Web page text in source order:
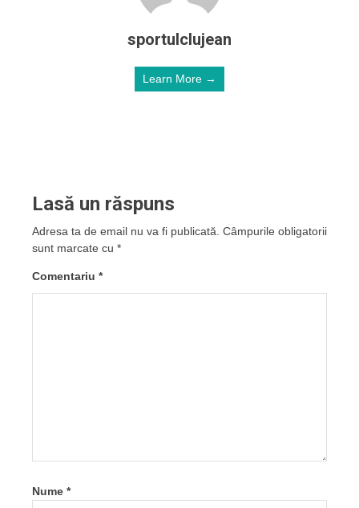
sportulclujean
Learn More →
Lasă un răspuns
Adresa ta de email nu va fi publicată. Câmpurile obligatorii
sunt marcate cu *
Comentariu *
Nume *